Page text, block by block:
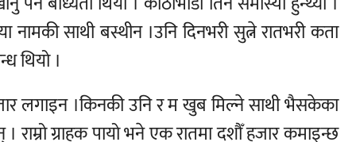
नामकी साथी बस्थीन ।उनि दिनभरी सुत्ने रातभरी कता
थियो ।
लगाइन ।किनकी उनि र म खुब मिल्ने साथी भैसकेका
ग्राहक पायो भने एक रातमा दशौँ हजार कमाइन्छ